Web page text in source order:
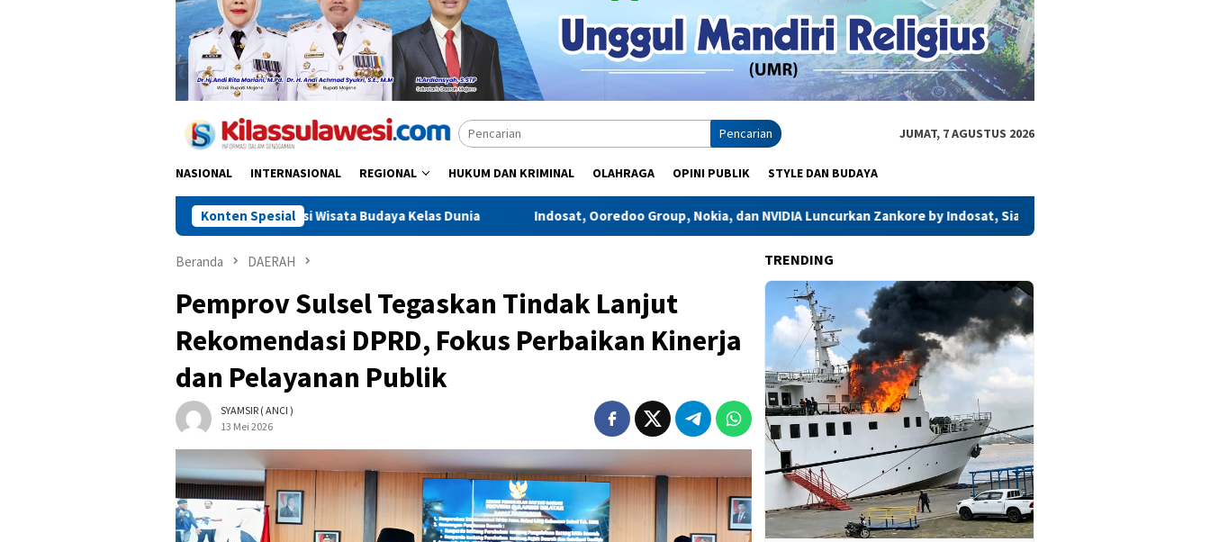
Pencarian JUMAT, 7 AGUSTUS 2026
NASIONAL INTERNASIONAL REGIONAL HUKUM DAN KRIMINAL OLAHRAGA OPINI PUBLIK STYLE DAN BUDAYA
Konten Spesial
Besar Jadi Destinasi Wisata Budaya Kelas Dunia Indosat, Ooredoo Group, Nokia, dan NVIDIA Luncurkan Zankore by Indosat, Siap Layani Kawasan Asia-Pasifik dengan Platform
Beranda DAERAH
Pemprov Sulsel Tegaskan Tindak Lanjut
Rekomendasi DPRD, Fokus Perbaikan Kinerja
dan Pelayanan Publik
SYAMSIR ( ANCI )
13 Mei 2026
TRENDING